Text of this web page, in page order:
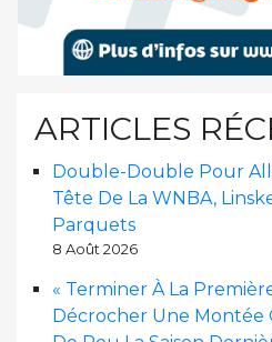
ARTICLES
Double-Double Pour
Tête De La WNBA,
Parquets
8 Août 2026
« Terminer À La
Décrocher Une Montée